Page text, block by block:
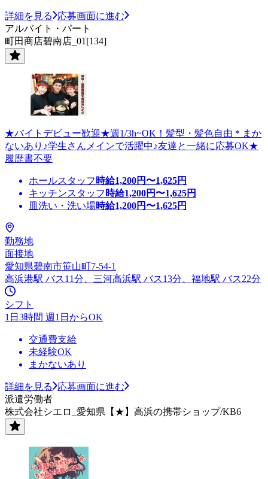
詳細を見る
応募画面に進む
アルバイト・パート
町田商店碧南店_01[134]
★バイトデビュー歓迎★週1/3h~OK！髪型・髪色自由＊まか
ないあり♪学生さんメインで活躍中♪友達と一緒に応募OK★
履歴書不要
ホールスタッフ 時給1,200円〜1,625円
キッチンスタッフ 時給1,200円〜1,625円
皿洗い・洗い場時給1,200円〜1,625円
勤務地
面接地
愛知県碧南市笹山町7-54-1
高浜港駅 バス11分、三河高浜駅 バス13分、福地駅 バス22分
シフト
1日3時間 週1日からOK
交通費支給
未経験OK
まかないあり
詳細を見る
応募画面に進む
派遣労働者
株式会社シエロ_愛知県【★】高浜の携帯ショップ/KB6